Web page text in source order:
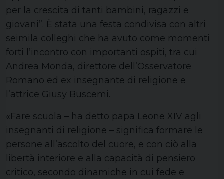
per la crescita di tanti bambini, ragazzi e
giovani”. È stata una festa condivisa con altri
seimila colleghi che ha avuto come momenti
forti l’incontro con importanti ospiti, tra cui
Andrea Monda, direttore dell’Osservatore
Romano ed ex insegnante di religione e
l’attrice Giusy Buscemi.
«Fare scuola – ha detto papa Leone XIV agli
insegnanti di religione – significa formare le
persone all’ascolto del cuore, e con ciò alla
libertà interiore e alla capacità di pensiero
critico, secondo dinamiche in cui fede e